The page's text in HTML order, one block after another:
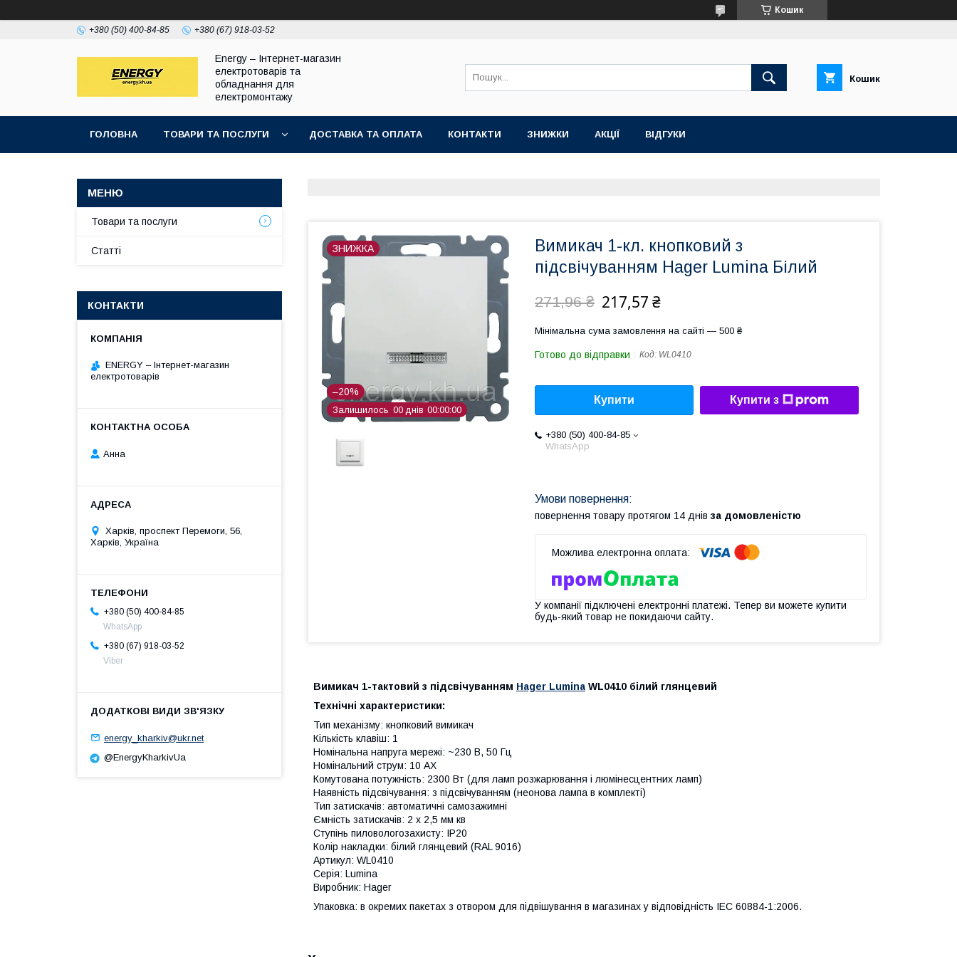
Кошик
+380 (50) 400-84-85 +380 (67) 918-03-52
Energy – Інтернет-магазин
електротоварів та
обладнання для
електромонтажу
Кошик
ГОЛОВНА ТОВАРИ ТА ПОСЛУГИ ДОСТАВКА ТА ОПЛАТА КОНТАКТИ ЗНИЖКИ АКЦІЇ ВІДГУКИ
ЗНИЖКА
–20%
Залишилось 00 днів 00 00 00
Вимикач 1-кл. кнопковий з
підсвічуванням Hager Lumina Білий
271,96 ₴ 217,57 ₴
Мінімальна сума замовлення на сайті — 500 ₴
Готово до відправки Код: WL0410
Купити Купити з
+380 (50) 400-84-85
WhatsApp
повернення товару протягом 14 днів за домовленістю
У компанії підключені електронні платежі. Тепер ви можете купити
будь-який товар не покидаючи сайту.
Вимикач 1-тактовий з підсвічуванням Hager Lumina WL0410 білий глянцевий
Технічні характеристики:
Тип механізму: кнопковий вимикач
Кількість клавіш: 1
Номінальна напруга мережі: ~230 В, 50 Гц
Номінальний струм: 10 AX
Комутована потужність: 2300 Вт (для ламп розжарювання і люмінесцентних ламп)
Наявність підсвічування: з підсвічуванням (неонова лампа в комплекті)
Тип затискачів: автоматичні самозажимні
Ємність затискачів: 2 х 2,5 мм кв
Ступінь пиловологозахисту: IP20
Колір накладки: білий глянцевий (RAL 9016)
Артикул: WL0410
Серія: Lumina
Виробник: Hager
Упаковка: в окремих пакетах з отвором для підвішування в магазинах у відповідність IEC 60884-1:2006.
Товари та послуги
Статті
КОНТАКТИ
ENERGY – Інтернет-магазин
електротоварів
Анна
Харків, проспект Перемоги, 56,
Харків, Україна
+380 (50) 400-84-85
WhatsApp
+380 (67) 918-03-52
Viber
energy_kharkiv@ukr.net
@EnergyKharkivUa